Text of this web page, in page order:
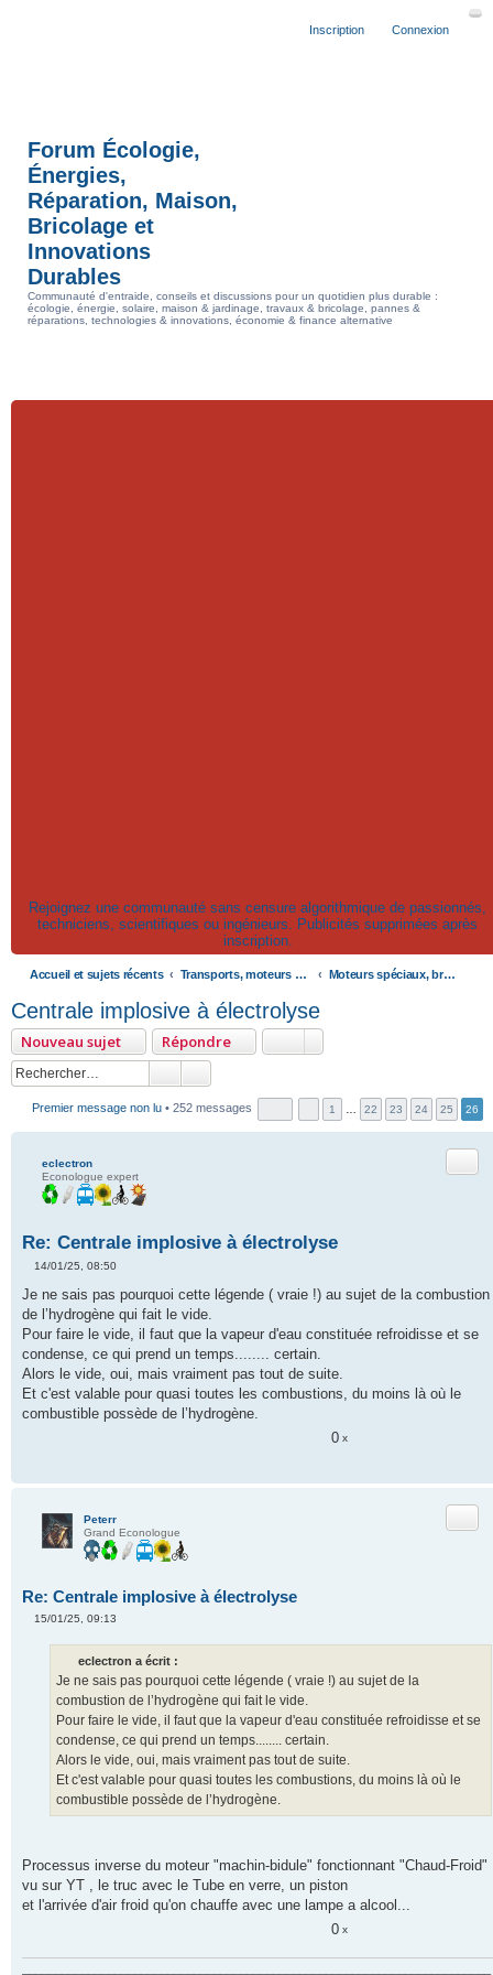
Connexion
Inscription
Forum Écologie,
Énergies,
Réparation, Maison,
Bricolage et
Innovations
Durables
Communauté d'entraide, conseils et discussions pour un quotidien plus durable :
écologie, énergie, solaire, maison & jardinage, travaux & bricolage, pannes &
réparations, technologies & innovations, économie & finance alternative
Rejoignez une communauté sans censure algorithmique de passionnés,
techniciens, scientifiques ou ingénieurs. Publicités supprimées après
inscription.
Accueil et sujets récents Transports, moteurs et pollution : nouveaux moteurs, transports électriques et innovations technologiques Moteurs spéciaux, brevets, réduction de consommation de carburant
Centrale implosive à électrolyse
Nouveau sujet Répondre
Premier message non lu • 252 messages 1 22 23 24 25 26
eclectron
Econologue expert
Re: Centrale implosive à électrolyse
s
s
g
e
o
n
u
14/01/25, 08:50
Je ne sais pas pourquoi cette légende ( vraie !) au sujet de la combustion
de l’hydrogène qui fait le vide.
Pour faire le vide, il faut que la vapeur d'eau constituée refroidisse et se
condense, ce qui prend un temps........ certain.
Alors le vide, oui, mais vraiment pas tout de suite.
Et c'est valable pour quasi toutes les combustions, du moins là où le
combustible possède de l’hydrogène.
0 x
Peterr
Grand Econologue
Re: Centrale implosive à électrolyse
15/01/25, 09:13
eclectron a écrit :
Je ne sais pas pourquoi cette légende ( vraie !) au sujet de la
combustion de l’hydrogène qui fait le vide.
Pour faire le vide, il faut que la vapeur d'eau constituée refroidisse et se
condense, ce qui prend un temps........ certain.
Alors le vide, oui, mais vraiment pas tout de suite.
Et c'est valable pour quasi toutes les combustions, du moins là où le
combustible possède de l’hydrogène.
Processus inverse du moteur "machin-bidule" fonctionnant "Chaud-Froid"
vu sur YT , le truc avec le Tube en verre, un piston
et l'arrivée d'air froid qu'on chauffe avec une lampe a alcool...
0 x